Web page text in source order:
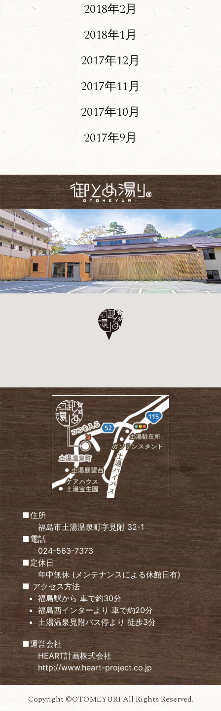
2018年2月
2018年1月
2017年12月
2017年11月
2017年10月
2017年9月
住所
福島市土湯温泉町字見附 32-1
電話
024-563-7373
定休日
年中無休 (メンテナンスによる休館日有)
アクセス方法
福島駅から 車で約30分
福島西インターより 車で約20分
土湯温泉見附バス停より 徒歩3分
運営会社
HEART計画株式会社
http://www.heart-project.co.jp
Copyright ©OTOMEYURI All Rights Reserved.